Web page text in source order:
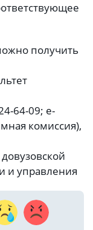
получить
64-09; e-
комиссия),
и управления